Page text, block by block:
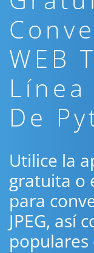
WEB
Línea
De
Utilice la
gratuita o
para
JPEG, así